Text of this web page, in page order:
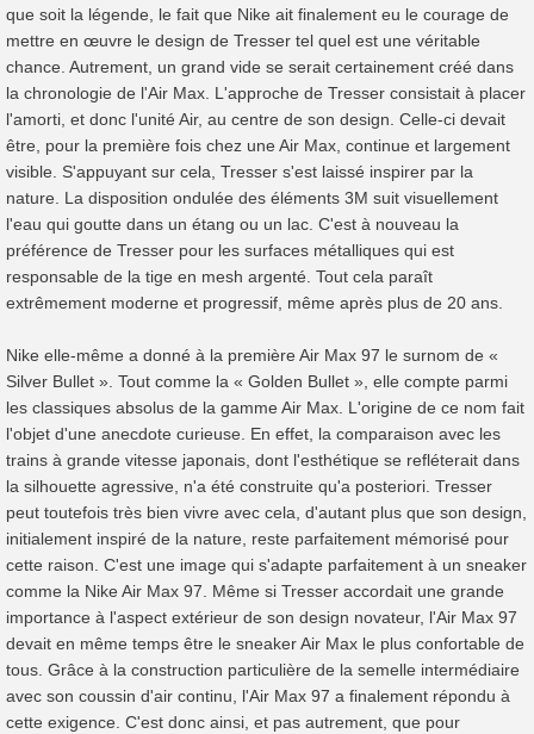
que soit la légende, le fait que Nike ait finalement eu le courage de
mettre en œuvre le design de Tresser tel quel est une véritable
chance. Autrement, un grand vide se serait certainement créé dans
la chronologie de l'Air Max. L'approche de Tresser consistait à placer
l'amorti, et donc l'unité Air, au centre de son design. Celle-ci devait
être, pour la première fois chez une Air Max, continue et largement
visible. S'appuyant sur cela, Tresser s'est laissé inspirer par la
nature. La disposition ondulée des éléments 3M suit visuellement
l'eau qui goutte dans un étang ou un lac. C'est à nouveau la
préférence de Tresser pour les surfaces métalliques qui est
responsable de la tige en mesh argenté. Tout cela paraît
extrêmement moderne et progressif, même après plus de 20 ans.
Nike elle-même a donné à la première Air Max 97 le surnom de «
Silver Bullet ». Tout comme la « Golden Bullet », elle compte parmi
les classiques absolus de la gamme Air Max. L'origine de ce nom fait
l'objet d'une anecdote curieuse. En effet, la comparaison avec les
trains à grande vitesse japonais, dont l'esthétique se refléterait dans
la silhouette agressive, n'a été construite qu'a posteriori. Tresser
peut toutefois très bien vivre avec cela, d'autant plus que son design,
initialement inspiré de la nature, reste parfaitement mémorisé pour
cette raison. C'est une image qui s'adapte parfaitement à un sneaker
comme la Nike Air Max 97. Même si Tresser accordait une grande
importance à l'aspect extérieur de son design novateur, l'Air Max 97
devait en même temps être le sneaker Air Max le plus confortable de
tous. Grâce à la construction particulière de la semelle intermédiaire
avec son coussin d'air continu, l'Air Max 97 a finalement répondu à
cette exigence. C'est donc ainsi, et pas autrement, que pour